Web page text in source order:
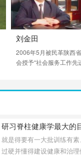
突出、颈椎病超二万例
养了全国5000余位专科
生。
刘金田
2006年5月被民革陕西
会授予“社会服务工作先
作先进个人”荣誉称号。
就是得要有一大批训练有
过硬并懂得建设健康和治